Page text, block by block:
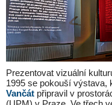
Prezentovat vizuální
1995 se pokouší výstava,
Vančát připravil v